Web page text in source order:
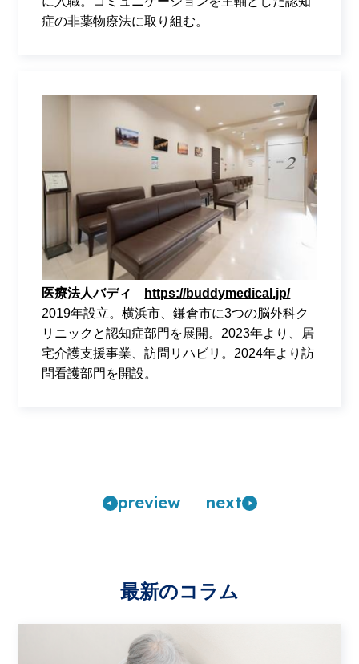
症の非薬物療法に取り組む。
医療法人バディ
https://buddymedical.jp/
2019年設立。横浜市、鎌倉市に3つの脳外科ク
リニックと認知症部門を展開。2023年より、居
宅介護支援事業、訪問リハビリ。2024年より訪
問看護部門を開設。
preview next
最新のコラム